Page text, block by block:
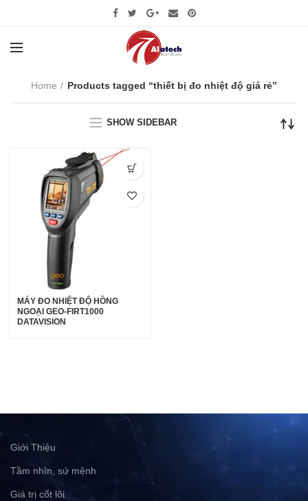
Home Products tagged “thiết bị đo nhiệt độ giá rẻ”
SHOW SIDEBAR
MÁY ĐO NHIỆT ĐỘ HỒNG
NGOẠI GEO-FIRT1000
DATAVISION
Giới Thiệu
Tầm nhìn, sứ mệnh
Giá trị cốt lõi